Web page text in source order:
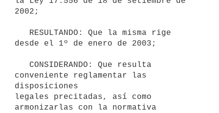
2002;
desde el 1º de enero de 2003;
conveniente reglamentar las
disposiciones
legales precitadas, así como
armonizarlas con la normativa